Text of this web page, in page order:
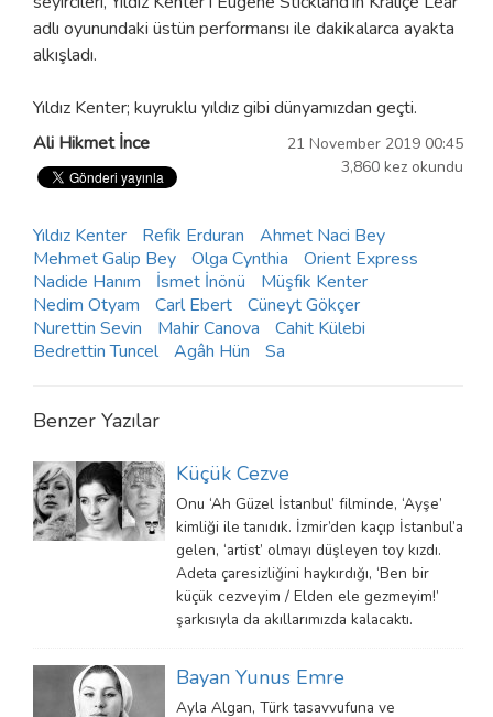
adlı oyunundaki üstün performansı ile dakikalarca ayakta
alkışladı.
Yıldız Kenter; kuyruklu yıldız gibi dünyamızdan geçti.
21 November 2019 00:45
3,860 kez okundu
Ali Hikmet İnce
Yıldız Kenter Refik Erduran
Ahmet Naci Bey
Mehmet Galip Bey
Olga Cynthia
Orient Express
Nadide Hanım
İsmet İnönü
Müşfik Kenter
Nedim Otyam
Carl Ebert
Cüneyt Gökçer
Nurettin Sevin
Mahir Canova
Cahit Külebi
Bedrettin Tuncel
Agâh Hün Sa
Benzer Yazılar
Küçük Cezve
Onu ‘Ah Güzel İstanbul’ filminde, ‘Ayşe’
kimliği ile tanıdık. İzmir’den kaçıp İstanbul’a
gelen, ‘artist’ olmayı düşleyen toy kızdı.
Adeta çaresizliğini haykırdığı, ‘Ben bir
küçük cezveyim / Elden ele gezmeyim!’
şarkısıyla da akıllarımızda kalacaktı.
Bayan Yunus Emre
Ayla Algan, Türk tasavvufuna ve